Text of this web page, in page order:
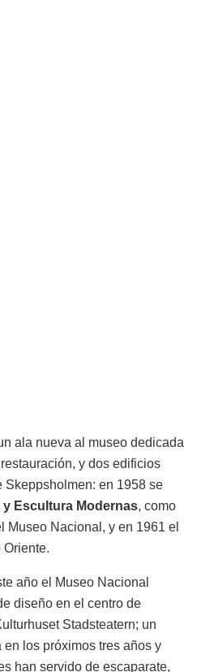
ala nueva al museo dedicada
y dos edificios
en 1958 se
y Escultura Modernas, como
Museo Nacional, y en 1961 el
Oriente.
año el Museo Nacional
diseño en el centro de
Stadsteatern; un
los próximos tres años y
han servido de escaparate,